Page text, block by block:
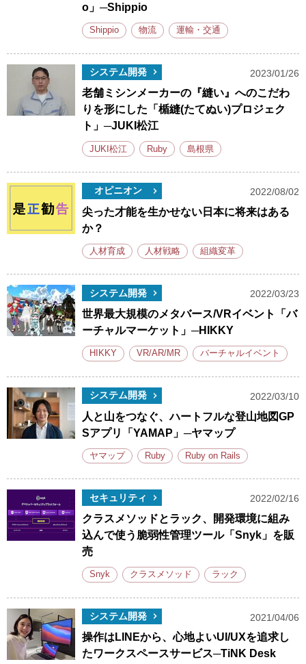
o」─Shippio
Shippio 物流 運輸・交通
システム開発 2023/01/26
老舗ミシンメーカーの『縫い』へのこだわ
りを形にした「楯縫(たてぬい)プロジェク
ト」─JUKI松江
JUKI松江 Ruby 島根県
オピニオン 2022/08/02
尖った才能を生かせない日本に将来はある
か？
人材育成 人材戦略 組織変革
システム開発 2022/03/23
世界最大規模のメタバース/VRイベント「バ
ーチャルマーケット」─HIKKY
HIKKY VR/AR/MR バーチャルイベント
システム開発 2022/03/10
人と山をつなぐ、ハートフルな登山地図GP
Sアプリ「YAMAP」─ヤマップ
ヤマップ Ruby Ruby on Rails
セキュリティ 2022/02/16
クラスメソッドとラック、開発環境に組み
込んで使う脆弱性管理ツール「Snyk」を販
売
Snyk クラスメソッド ラック
システム開発 2021/04/06
操作はLINEから、心地よいUI/UXを追求し
たワークスペースサービス─TiNK Desk